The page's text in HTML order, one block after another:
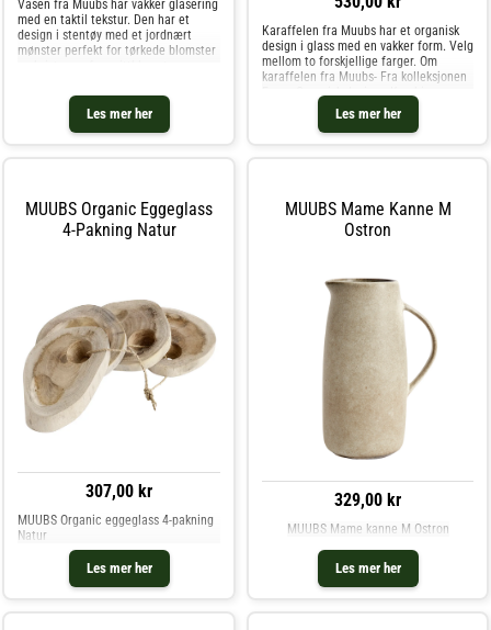
Les mer her
Vasen fra Muubs har vakker glasering
med en taktil tekstur. Den har et
design i stentøy med et jordnært
mønster perfekt for tørkede blomster
dekorasjon. Om vasen fra Muubs- Soil
er verdsatt for den eksklusive,
skulpturelle looken og det unike
Håndvask anbefales. Kjøp Vaser og
andre Dekorasjon hos Royal Design.
Les mer her
Karaffelen fra Muubs har et organisk
design i glass med en vakker form. Velg
mellom to forskjellige farger. Om
karaffelen fra Muubs- Fra kolleksjonen
karaffelen med et Furo glass fra
Muubs.- Diameter: 120 mm.- Høyde:
280 mm.- Finnes i forskjellige farger.
Vann, Kaffe & Te hos Royal Design.
MUUBS Organic Eggeglass
4-Pakning Natur
307,00 kr
Les mer her
MUUBS Organic eggeglass 4-pakning
Natur
MUUBS Mame Kanne M
Ostron
329,00 kr
Les mer her
MUUBS Mame kanne M Ostron